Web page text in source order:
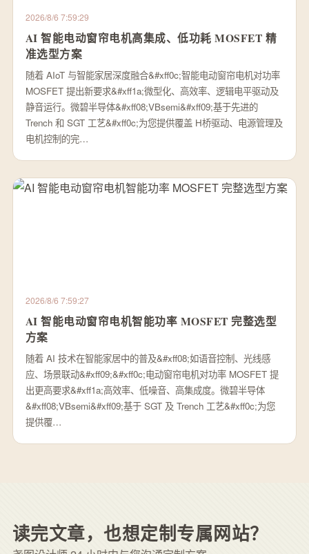
2026/8/6 7:59:29
AI 智能电动窗帘电机高集成、低功耗 MOSFET 精
准选型方案
随着 AIoT 与智能家居深度融合&#xff0c;智能电动窗帘电机对功率
MOSFET 提出新要求&#xff1a;微型化、高效率、逻辑电平驱动及
静音运行。微碧半导体&#xff08;VBsemi&#xff09;基于先进的
Trench 和 SGT 工艺&#xff0c;为您提供覆盖 H桥驱动、电源管理及
电机控制的完…
2026/8/6 7:59:27
AI 智能电动窗帘电机智能功率 MOSFET 完整选型
方案
随着 AI 技术在智能家居中的普及&#xff08;如语音控制、光线感
应、场景联动&#xff09;&#xff0c;电动窗帘电机对功率 MOSFET 提
出更高要求&#xff1a;高效率、低噪音、高集成度。微碧半导体
&#xff08;VBsemi&#xff09;基于 SGT 及 Trench 工艺&#xff0c;为您
提供覆…
读完文章，也想定制专属网站？